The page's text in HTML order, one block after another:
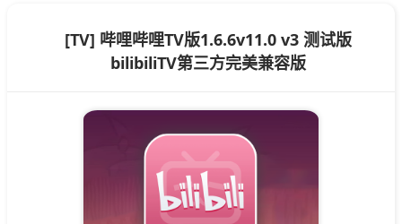
[TV] 哔哩哔哩TV版1.6.6v11.0 v3 测试版
bilibiliTV第三方完美兼容版